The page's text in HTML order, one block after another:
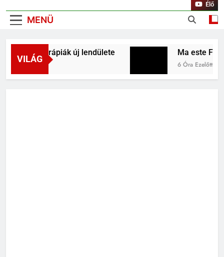
MENÜ
Élő
VILÁG
terápiák új lendülete Ma este
6 Óra Ezelőtt